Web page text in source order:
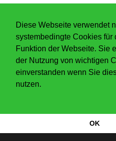
Diese Webseite verwendet
systembedingte Cookies für
Funktion der Webseite. Sie
der Nutzung von wichtigen
einverstanden wenn Sie
nutzen.
OK
Anmelden